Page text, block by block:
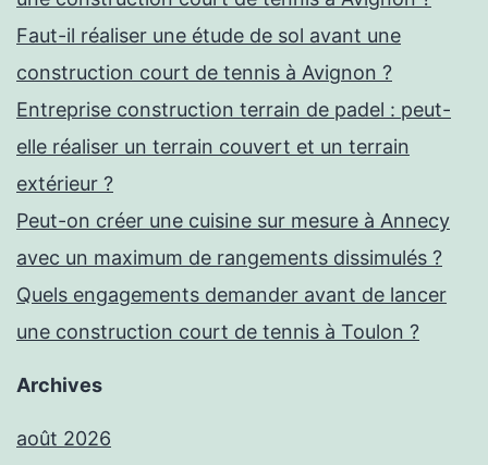
Faut-il réaliser une étude de sol avant une
construction court de tennis à Avignon ?
Entreprise construction terrain de padel : peut-
elle réaliser un terrain couvert et un terrain
extérieur ?
Peut-on créer une cuisine sur mesure à Annecy
avec un maximum de rangements dissimulés ?
Quels engagements demander avant de lancer
une construction court de tennis à Toulon ?
Archives
août 2026